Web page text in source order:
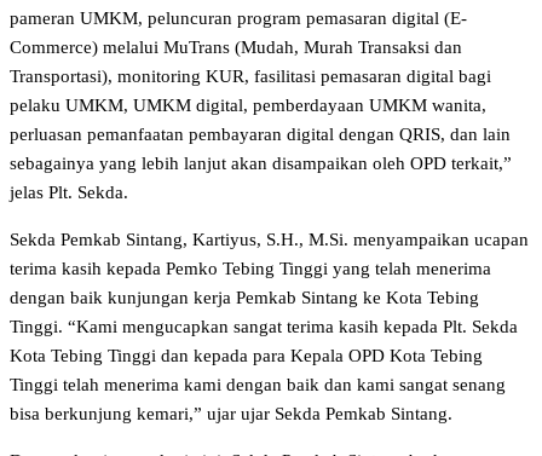
pameran UMKM, peluncuran program pemasaran digital (E-
Commerce) melalui MuTrans (Mudah, Murah Transaksi dan
Transportasi), monitoring KUR, fasilitasi pemasaran digital bagi
pelaku UMKM, UMKM digital, pemberdayaan UMKM wanita,
perluasan pemanfaatan pembayaran digital dengan QRIS, dan lain
sebagainya yang lebih lanjut akan disampaikan oleh OPD terkait,”
jelas Plt. Sekda.
Sekda Pemkab Sintang, Kartiyus, S.H., M.Si. menyampaikan ucapan
terima kasih kepada Pemko Tebing Tinggi yang telah menerima
dengan baik kunjungan kerja Pemkab Sintang ke Kota Tebing
Tinggi. “Kami mengucapkan sangat terima kasih kepada Plt. Sekda
Kota Tebing Tinggi dan kepada para Kepala OPD Kota Tebing
Tinggi telah menerima kami dengan baik dan kami sangat senang
bisa berkunjung kemari,” ujar ujar Sekda Pemkab Sintang.